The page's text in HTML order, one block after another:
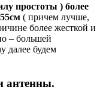
простоты ) более
( причем лучше,
более жесткой и
– большей
далее будем
антенны.